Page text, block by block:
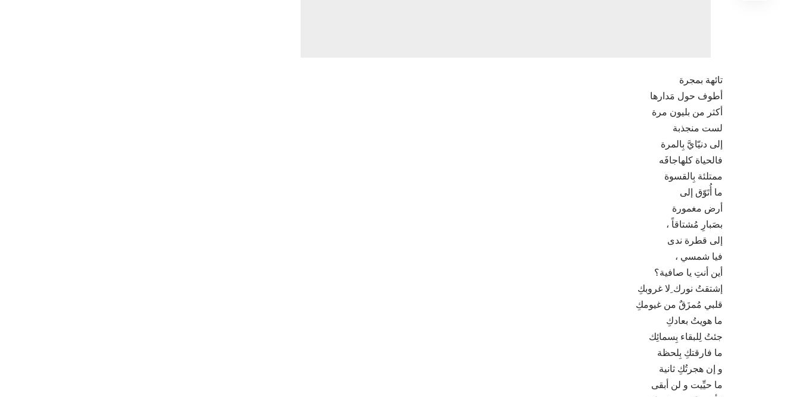
تائهة بمجرة
أطوف حول مَدارها
أكثر من بليون مرة
لست منجذبة
إلى دنيّايَّ بِالمرة
فالحياة كلهاجافَه
ممتلئة بِالقسوة
ما أُتَوّق إلى
أرض مغمورة
بصَبارِ مُشتاقاً ،
إلى قطرة ندى
فيا شمسي ،
أين أنتِ يا صافية؟
إشتقتُ نورك ِلا غروبكِ
قلبي مُمزَقٌ من غيومكِ
ما هويتُ بعادكِ
جئتُ لِلبقاء بِسمائِك
ما فارقتكِ بِلحظة
و إن هجرتُكِ ثانية
ما حيِّيت و لن أبقى